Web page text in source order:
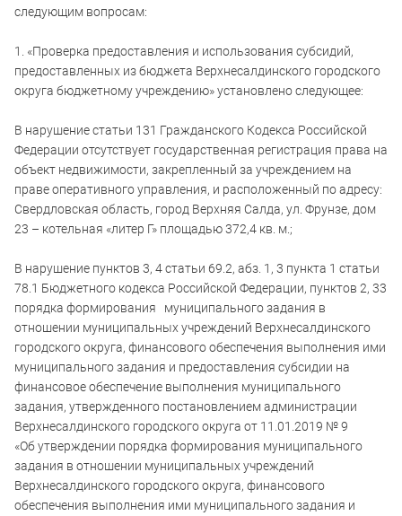
следующим вопросам:
1. «Проверка предоставления и использования субсидий,
предоставленных из бюджета Верхнесалдинского городского
округа бюджетному учреждению» установлено следующее:
В нарушение статьи 131 Гражданского Кодекса Российской
Федерации отсутствует государственная регистрация права на
объект недвижимости, закрепленный за учреждением на
праве оперативного управления, и расположенный по адресу:
Свердловская область, город Верхняя Салда, ул. Фрунзе, дом
23 – котельная «литер Г» площадью 372,4 кв. м.;
В нарушение пунктов 3, 4 статьи 69.2, абз. 1, 3 пункта 1 статьи
78.1 Бюджетного кодекса Российской Федерации, пунктов 2, 33
порядка формирования муниципального задания в
отношении муниципальных учреждений Верхнесалдинского
городского округа, финансового обеспечения выполнения ими
муниципального задания и предоставления субсидии на
финансовое обеспечение выполнения муниципального
задания, утвержденного постановлением администрации
Верхнесалдинского городского округа от 11.01.2019 № 9
«Об утверждении порядка формирования муниципального
задания в отношении муниципальных учреждений
Верхнесалдинского городского округа, финансового
обеспечения выполнения ими муниципального задания и